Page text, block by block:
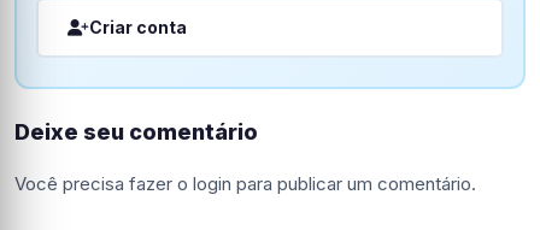
Criar conta
Deixe seu comentário
Você precisa fazer o login para publicar um comentário.